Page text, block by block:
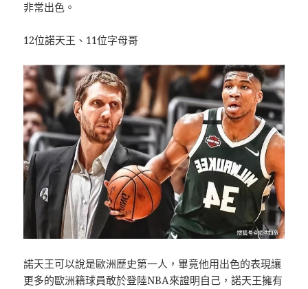
非常出色。
12位諾天王、11位字母哥
諾天王可以說是歐洲歷史第一人，畢竟他用出色的表現讓
更多的歐洲籍球員敢於登陸NBA來證明自己，諾天王擁有